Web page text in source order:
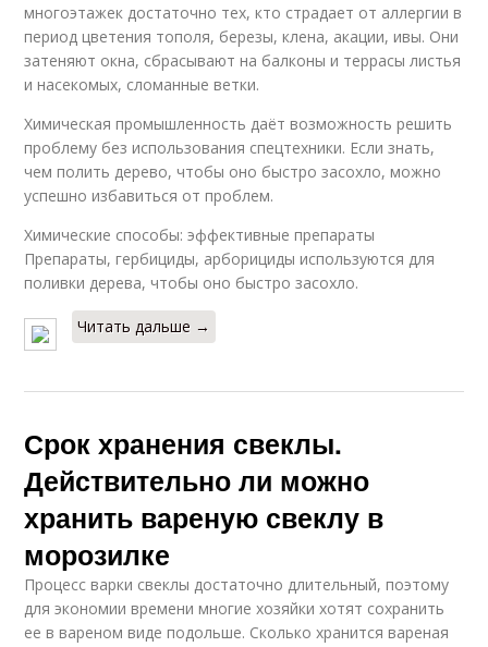
многоэтажек достаточно тех, кто страдает от аллергии в
период цветения тополя, березы, клена, акации, ивы. Они
затеняют окна, сбрасывают на балконы и террасы листья
и насекомых, сломанные ветки.
Химическая промышленность даёт возможность решить
проблему без использования спецтехники. Если знать,
чем полить дерево, чтобы оно быстро засохло, можно
успешно избавиться от проблем.
Химические способы: эффективные препараты
Препараты, гербициды, арборициды используются для
поливки дерева, чтобы оно быстро засохло.
Читать дальше →
Срок хранения свеклы.
Действительно ли можно
хранить вареную свеклу в
морозилке
Процесс варки свеклы достаточно длительный, поэтому
для экономии времени многие хозяйки хотят сохранить
ее в вареном виде подольше. Сколько хранится вареная